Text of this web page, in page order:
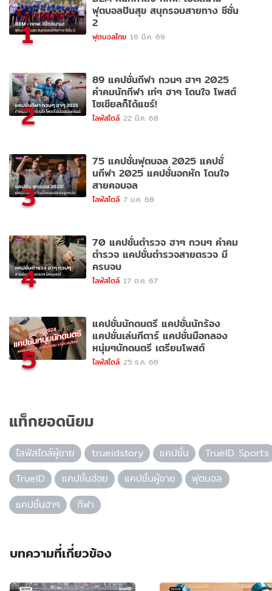
1
ฟุตบอลปันสุข สนุกรอบสายทาง ซีซั่น
2
ฟุตบอลไทย 16 มี.ค. 69
2
89 แคปชั่นกีฬา กวนๆ ฮาๆ 2025
คำคมนักกีฬา เท่ๆ ฮาๆ โดนใจ โพสต์
โซเชียลก็ได้แชร์!
ไลฟ์สไตล์ 22 มี.ค. 68
3
75 แคปชั่นฟุตบอล 2025 แคปชั่
นกีฬา 2025 แคปชั่นอกหัก โดนใจ
สายคอบอล
ไลฟ์สไตล์ 7 ม.ค. 68
4
70 แคปชั่นตำรวจ ฮาๆ กวนๆ คำคม
ตำรวจ แคปชั่นตำรวจสายตรวจ มี
ครบจบ
ไลฟ์สไตล์ 17 ต.ค. 67
5
แคปชั่นนักดนตรี แคปชั่นนักร้อง
แคปชั่นเล่นกีตาร์ แคปชั่นมือกลอง
หนุ่มๆนักดนตรี เตรียมโพสต์
ไลฟ์สไตล์ 25 ธ.ค. 66
แท็กยอดนิยม
ไลฟ์สไตล์ผู้ชาย trueidstory แคปชั่น
TrueID Sports
TrueID
แคปชั่นอ่อย แคปชั่นผู้ชาย
ฟุตบอล
แคปชั่นฮาๆ
กีฬา
บทความที่เกี่ยวข้อง